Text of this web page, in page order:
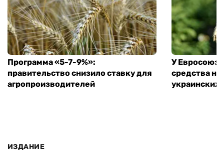
Программа «5-7-9%»:
правительство снизило ставку для
агропроизводителей
У
средства
ИЗДАНИЕ